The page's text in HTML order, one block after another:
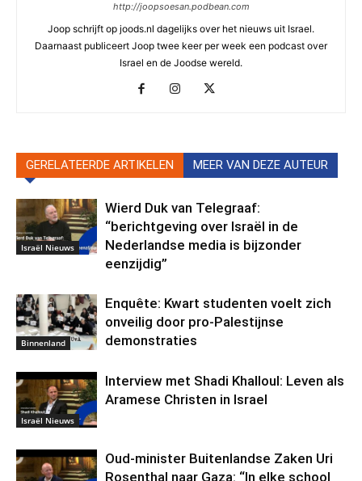
http://joopsoesan.podbean.com
Joop schrijft op joods.nl dagelijks over het nieuws uit Israel.
Daarnaast publiceert Joop twee keer per week een podcast over
Israel en de Joodse wereld.
GERELATEERDE ARTIKELEN MEER VAN DEZE AUTEUR
Israël Nieuws
Wierd Duk van Telegraaf:
“berichtgeving over Israël in de
Nederlandse media is bijzonder
eenzijdig”
Binnenland
Enquête: Kwart studenten voelt zich
onveilig door pro-Palestijnse
demonstraties
Israël Nieuws
Interview met Shadi Khalloul: Leven als
Aramese Christen in Israel
Oud-minister Buitenlandse Zaken Uri
Rosenthal naar Gaza: “In elke school